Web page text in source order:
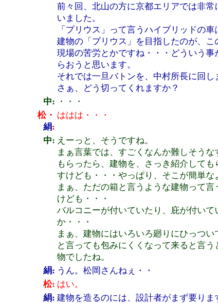
前々回、北山の方に京都エリアでは非
いました。
「プリウス」って言うハイブリッドの
建物の「プリウス」を目指したのが、
現場の苦労とかですね・・・どういう
らおうと思います。
それでは一旦バトンを、中村所長に回し
さぁ、どう切ってくれますか？
中: ・・・
松・
絹:
ははは・・・
中: えーっと、そうですね。
まぁ言葉では、すごくなんか難しそう
もらったら、建物を、さっき紹介して
すけども・・・やっぱり、そこが簡単な
まぁ、ただの箱と言うような建物って
けども・・・
バルコニーが付いていたり、庇が付い
か・・・
まぁ、建物にはいろいろ廻りにひっつ
と言っても包みにくくなって来ると言
物でしたね。
絹: うん。松岡さんねぇ・・
松: はい。
絹: 建物を造るのには、設計者がまず要りま